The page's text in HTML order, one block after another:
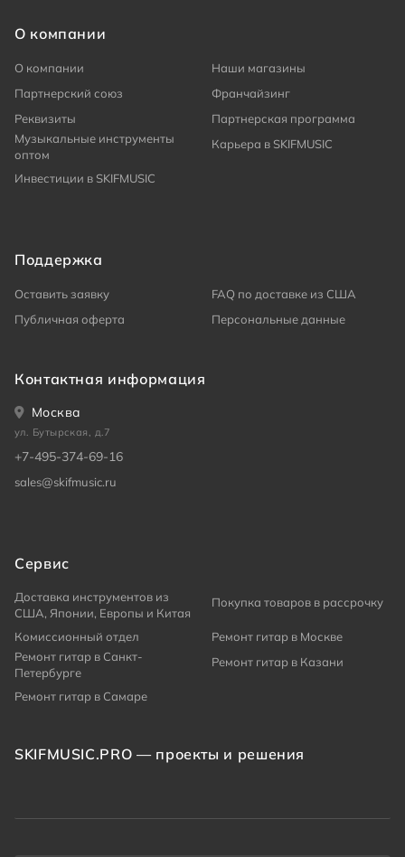
О компании
О компании
Наши магазины
Партнерский союз
Франчайзинг
Реквизиты
Партнерская программа
Музыкальные инструменты
оптом
Карьера в SKIFMUSIC
Инвестиции в SKIFMUSIC
Поддержка
Оставить заявку
FAQ по доставке из США
Публичная оферта
Персональные данные
Контактная информация
Москва
ул. Бутырская, д.7
+7-495-374-69-16
sales@skifmusic.ru
Сервис
Доставка инструментов из
США, Японии, Европы и Китая
Покупка товаров в рассрочку
Комиссионный отдел
Ремонт гитар в Москве
Ремонт гитар в Санкт-
Петербурге
Ремонт гитар в Казани
Ремонт гитар в Самаре
SKIFMUSIC.PRO — проекты и решения